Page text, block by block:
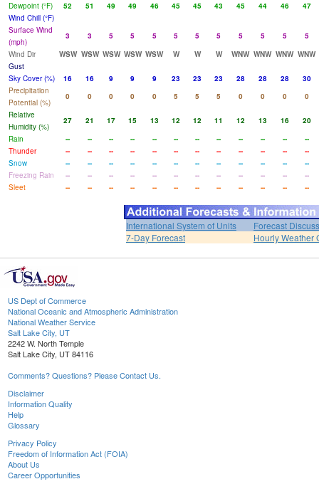
Dewpoint (°F)
52 51 49 49 46 45 45 43 45 44 46
47
Wind Chill (°F)
Surface Wind
(mph)
3 3 5 5 5 5 5 5 5 5 5
5
Wind Dir
WSW WSW WSW WSW WSW W W W WNW WNW WNW WNW
Gust
Sky Cover (%)
16 16 9 9 9 23 23 23 28 28 28
30
Precipitation
Potential (%)
0 0 0 0 0 5 5 5 0 0 0
0
Relative
Humidity (%)
27 21 17 15 13 12 12 11 12 13 16
20
Rain
-- -- -- -- -- -- -- -- -- -- --
--
Thunder
-- -- -- -- -- -- -- -- -- -- --
--
Snow
-- -- -- -- -- -- -- -- -- -- --
--
Freezing Rain
-- -- -- -- -- -- -- -- -- -- --
--
Sleet
-- -- -- -- -- -- -- -- -- -- -- --
International System of Units
Forecast
7-Day Forecast
Hourly Weather
US Dept of Commerce
National Oceanic and Atmospheric Administration
National Weather Service
Salt Lake City, UT
2242 W. North Temple
Salt Lake City, UT 84116
Comments? Questions? Please Contact Us.
Disclaimer
Information Quality
Help
Glossary
Privacy Policy
Freedom of Information Act (FOIA)
About Us
Career Opportunities